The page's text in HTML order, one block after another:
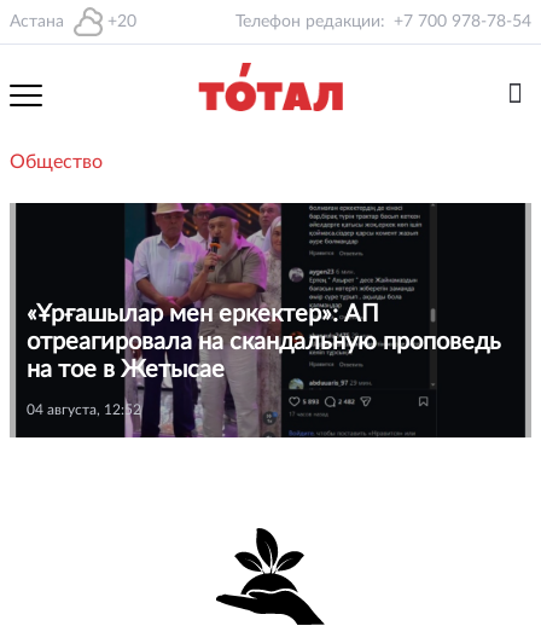
Астана +20 Телефон редакции: +7 700 978-78-54
Общество
«Ұрғашылар мен еркектер»: АП
отреагировала на скандальную проповедь
на тое в Жетысае
04 августа, 12:52